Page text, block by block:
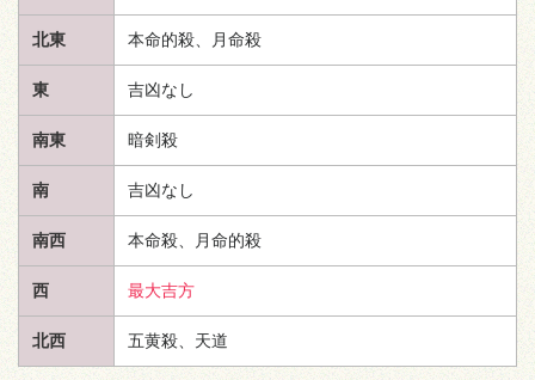
北東 本命的殺、月命殺
東 吉凶なし
南東 暗剣殺
南 吉凶なし
南西 本命殺、月命的殺
西 最大吉方
北西 五黄殺、 天道